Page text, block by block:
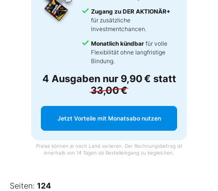
Zugang zu DER AKTIONÄR+
für zusätzliche
Investmentchancen.
Monatlich kündbar für volle
Flexibilität ohne langfristige
Bindung.
4 Ausgaben nur 9,90 € statt
33,00 €
Jetzt Vorteile mit Monatsabo nutzen
Preise können je nach Land variieren. Der Rechnungsbetrag ist
innerhalb von 14 Tagen ab Bestelleingang zu begleichen.
Seiten: 124